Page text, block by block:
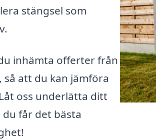
stängsel som
inhämta offerter från
att du kan jämföra
oss underlätta ditt
får det bästa